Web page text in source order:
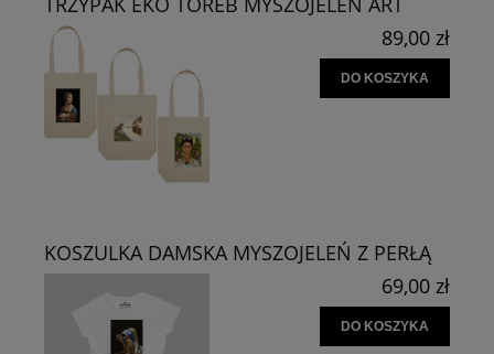
89,00 zł
DO KOSZYKA
KOSZULKA DAMSKA MYSZOJELEŃ Z PERŁĄ
69,00 zł
DO KOSZYKA